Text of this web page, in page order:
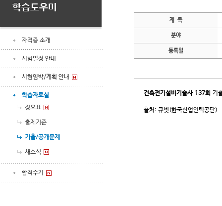
학습도우미
자격증 소개
시험일정 안내
시험임박/계획 안내
학습자료실
정오표
출제기준
기출/공개문제
새소식
합격수기
제 목
분야
등록일
건축전기설비기술사 137회 기
출처: 큐넷(한국산업인력공단)